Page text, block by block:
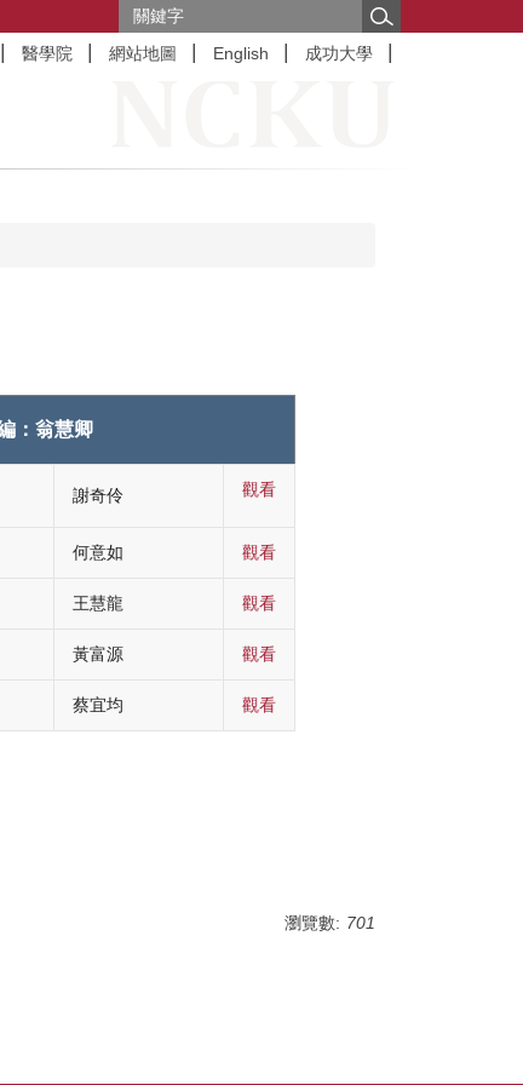
醫學院 網站地圖 English 成功大學
：翁慧卿
謝奇伶 觀看
何意如 觀看
王慧龍 觀看
黃富源 觀看
蔡宜均 觀看
瀏覽數: 701